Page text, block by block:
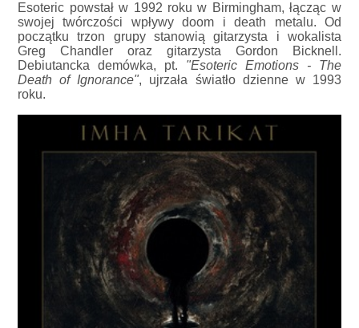
Esoteric powstał w 1992 roku w Birmingham, łącząc w
swojej twórczości wpływy doom i death metalu. Od
początku trzon grupy stanowią gitarzysta i wokalista
Greg Chandler oraz gitarzysta Gordon Bicknell.
Debiutancka demówka, pt. "Esoteric Emotions - The
Death of Ignorance", ujrzała światło dzienne w 1993
roku.